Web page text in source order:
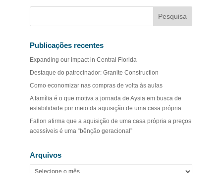
Publicações recentes
Expanding our impact in Central Florida
Destaque do patrocinador: Granite Construction
Como economizar nas compras de volta às aulas
A família é o que motiva a jornada de Aysia em busca de
estabilidade por meio da aquisição de uma casa própria
Fallon afirma que a aquisição de uma casa própria a preços
acessíveis é uma “bênção geracional”
Arquivos
Arquivos